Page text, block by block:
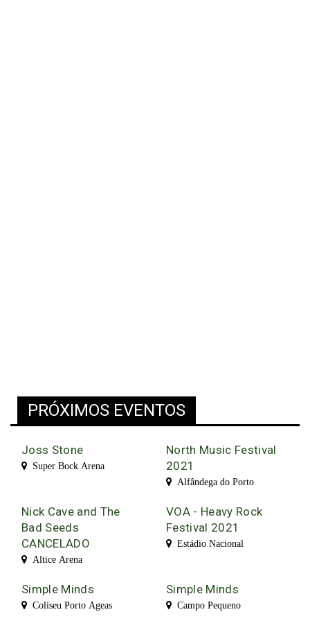
PRÓXIMOS EVENTOS
Joss Stone
Super Bock Arena
North Music Festival
2021
Alfândega do Porto
Nick Cave and The
Bad Seeds
CANCELADO
Altice Arena
VOA - Heavy Rock
Festival 2021
Estádio Nacional
Simple Minds
Coliseu Porto Ageas
Simple Minds
Campo Pequeno